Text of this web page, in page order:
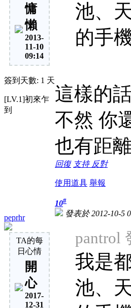
慵
懶
2013-
11-10
09:14
簽到天數: 1 天
[LV.1]初來乍
到
池、
的手
這樣的
不然 你
也有距
回復 支持 反對
使用道具 舉報
peprhr
TA的每
日心情
開
心
2017-
12-31
10#
發表於 2012-10-5
pantrol
我是
池、